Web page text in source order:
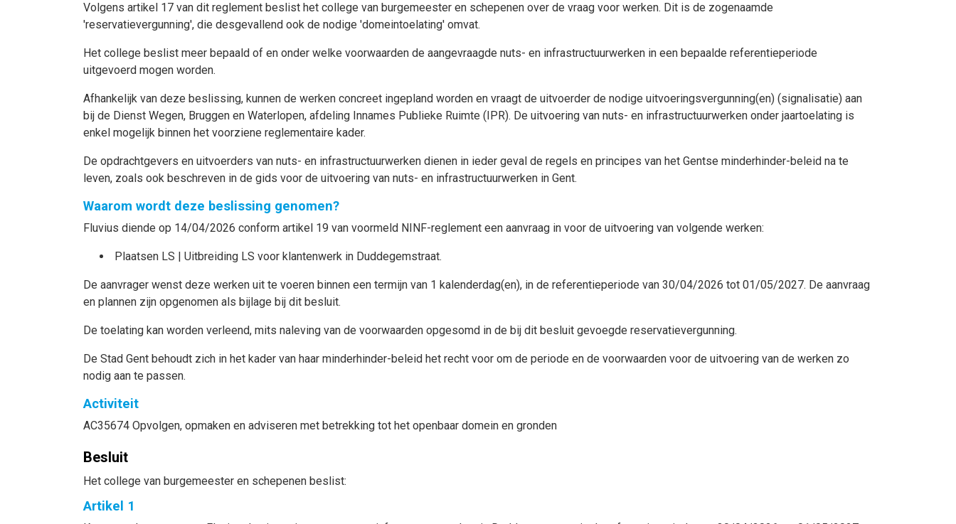
Volgens artikel 17 van dit reglement beslist het college van burgemeester en schepenen over de vraag voor werken. Dit is de zogenaamde
'reservatievergunning', die desgevallend ook de nodige 'domeintoelating' omvat.
Het college beslist meer bepaald of en onder welke voorwaarden de aangevraagde nuts- en infrastructuurwerken in een bepaalde referentieperiode
uitgevoerd mogen worden.
Afhankelijk van deze beslissing, kunnen de werken concreet ingepland worden en vraagt de uitvoerder de nodige uitvoeringsvergunning(en) (signalisatie) aan
bij de Dienst Wegen, Bruggen en Waterlopen, afdeling Innames Publieke Ruimte (IPR). De uitvoering van nuts- en infrastructuurwerken onder jaartoelating is
enkel mogelijk binnen het voorziene reglementaire kader.
De opdrachtgevers en uitvoerders van nuts- en infrastructuurwerken dienen in ieder geval de regels en principes van het Gentse minderhinder-beleid na te
leven, zoals ook beschreven in de gids voor de uitvoering van nuts- en infrastructuurwerken in Gent.
Waarom wordt deze beslissing genomen?
Fluvius diende op 14/04/2026 conform artikel 19 van voormeld NINF-reglement een aanvraag in voor de uitvoering van volgende werken:
Plaatsen LS | Uitbreiding LS voor klantenwerk in Duddegemstraat.
De aanvrager wenst deze werken uit te voeren binnen een termijn van 1 kalenderdag(en), in de referentieperiode van 30/04/2026 tot 01/05/2027. De aanvraag
en plannen zijn opgenomen als bijlage bij dit besluit.
De toelating kan worden verleend, mits naleving van de voorwaarden opgesomd in de bij dit besluit gevoegde reservatievergunning.
De Stad Gent behoudt zich in het kader van haar minderhinder-beleid het recht voor om de periode en de voorwaarden voor de uitvoering van de werken zo
nodig aan te passen.
Activiteit
AC35674 Opvolgen, opmaken en adviseren met betrekking tot het openbaar domein en gronden
Besluit
Het college van burgemeester en schepenen beslist:
Artikel 1